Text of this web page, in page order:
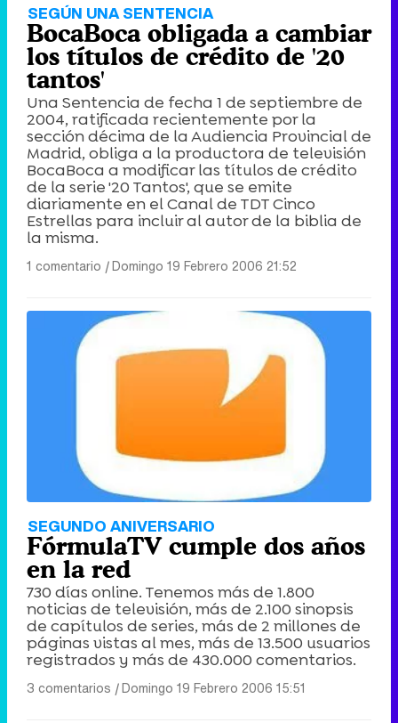
SEGÚN UNA SENTENCIA
BocaBoca obligada a cambiar
los títulos de crédito de '20
tantos'
Una Sentencia de fecha 1 de septiembre de
2004, ratificada recientemente por la
sección décima de la Audiencia Provincial de
Madrid, obliga a la productora de televisión
BocaBoca a modificar las títulos de crédito
de la serie '20 Tantos', que se emite
diariamente en el Canal de TDT Cinco
Estrellas para incluir al autor de la biblia de
la misma.
1 comentario |Domingo 19 Febrero 2006 21:52
SEGUNDO ANIVERSARIO
FórmulaTV cumple dos años
en la red
730 días online. Tenemos más de 1.800
noticias de televisión, más de 2.100 sinopsis
de capítulos de series, más de 2 millones de
páginas vistas al mes, más de 13.500 usuarios
registrados y más de 430.000 comentarios.
3 comentarios |Domingo 19 Febrero 2006 15:51